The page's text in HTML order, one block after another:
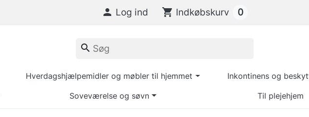
 Log ind shopping_cart Indkøbskurv 0
Hverdagshjælpemidler og møbler til hjemmet Inkontinens og
Soveværelse og søvn Til plejehjem
search